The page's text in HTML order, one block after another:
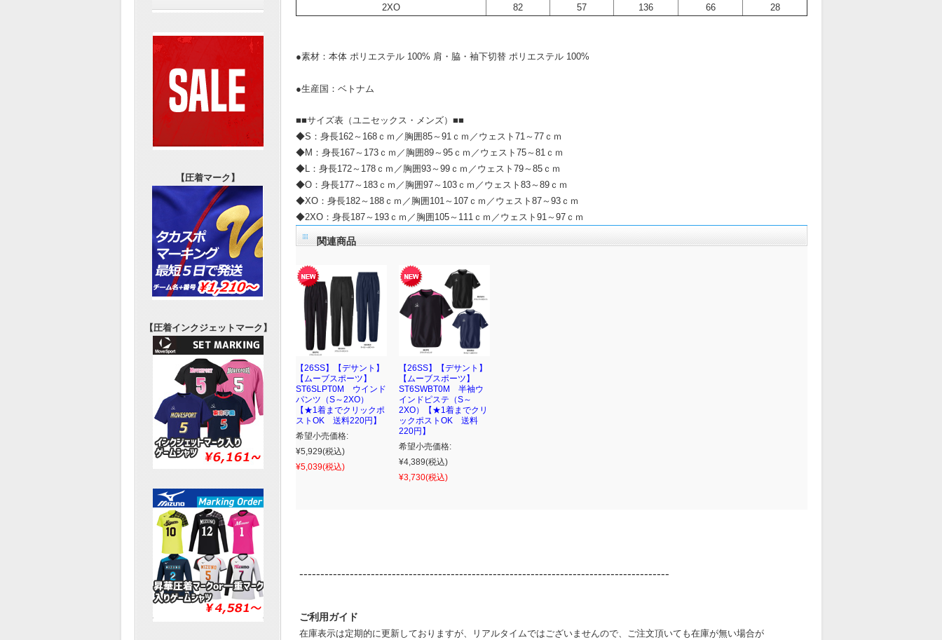
2XO
82 57 136 66 28
●素材：本体 ポリエステル 100% 肩・脇・袖下切替 ポリエステル 100%
●生産国：ベトナム
■■サイズ表（ユニセックス・メンズ）■■
◆S：身長162～168ｃｍ／胸囲85～91ｃｍ／ウェスト71～77ｃｍ
◆M：身長167～173ｃｍ／胸囲89～95ｃｍ／ウェスト75～81ｃｍ
◆L：身長172～178ｃｍ／胸囲93～99ｃｍ／ウェスト79～85ｃｍ
◆O：身長177～183ｃｍ／胸囲97～103ｃｍ／ウェスト83～89ｃｍ
◆XO：身長182～188ｃｍ／胸囲101～107ｃｍ／ウェスト87～93ｃｍ
◆2XO：身長187～193ｃｍ／胸囲105～111ｃｍ／ウェスト91～97ｃｍ
関連商品
【26SS】【デサント】
【ムーブスポーツ】
ST6SLPT0M ウインド
パンツ（S～2XO）
【★1着までクリックポ
ストOK 送料220円】
希望小売価格:
¥5,929(税込)
¥5,039(税込)
【26SS】【デサント】
【ムーブスポーツ】
ST6SWBT0M 半袖ウ
インドピステ（S～
2XO）【★1着までクリ
ックポストOK 送料
220円】
希望小売価格:
¥4,389(税込)
¥3,730(税込)
----------------------------------------------------------------------------------------
ご利用ガイド
在庫表示は定期的に更新しておりますが、リアルタイムではございませんので、ご注文頂いても在庫が無い場合が
【圧着マーク】
【圧着インクジェットマーク】